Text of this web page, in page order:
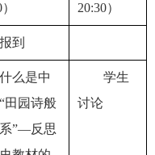
）
20:30）
报到
什么是中
田园诗般
”—反思
学生
讨论